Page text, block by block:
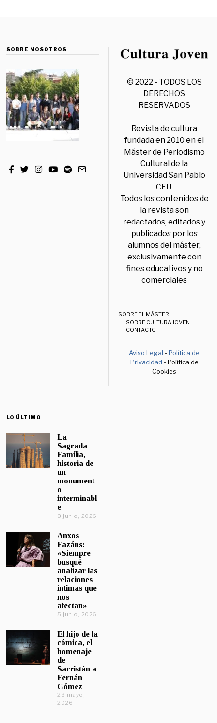
SOBRE NOSOTROS
© 2022 - TODOS LOS
DERECHOS
RESERVADOS
Revista de cultura
fundada en 2010 en el
Máster de Periodismo
Cultural de la
Universidad San Pablo
CEU.
Todos los contenidos de
la revista son
redactados, editados y
publicados por los
alumnos del máster,
exclusivamente con
fines educativos y no
comerciales
SOBRE EL MÁSTER
SOBRE CULTURA JOVEN
CONTACTO
Aviso Legal -Política de
Privacidad - Política de
Cookies
LO ÚLTIMO
La
Sagrada
Familia,
historia de
un
monument
o
interminabl
e
8 junio, 2026
Anxos
Fazáns:
«Siempre
busqué
analizar las
relaciones
íntimas que
nos
afectan»
5 junio, 2026
El hijo de la
cómica, el
homenaje
de
Sacristán a
Fernán
Gómez
28 mayo,
2026